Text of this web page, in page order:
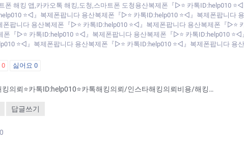
폰 해킹 앱,카카오톡 해킹,도청,스마트폰 도청용산복제폰『▷⭐ 카톡ID:help010
⭐◁』복제폰팝니다 용산복제폰『▷⭐ 카톡ID:help010 ⭐◁』복제폰팝니다
팝니다 용산복제폰『▷⭐ 카톡ID:help010 ⭐◁』복제폰팝니다 용산복제폰『▷⭐
폰『▷⭐ 카톡ID:help010 ⭐◁』복제폰팝니다 용산복제폰『▷⭐ 카톡ID:help010
⭐◁』복제폰팝니다 용산복제폰『▷⭐ 카톡ID:help010 ⭐◁』복제폰팝니다 용
0 싫어요 0
아이폰해킹의뢰⭐카톡ID:help010⭐카톡해킹의뢰/인스타해킹의뢰비용/해킹의뢰받습니다/해킹의뢰합니다
답글쓰기